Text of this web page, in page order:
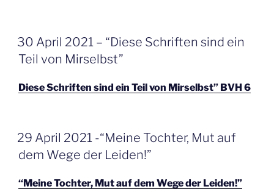
GEPLAATST
OP
30 April 2021 – “Diese Schriften sind ein
Teil von Mirselbst”
Diese Schriften sind ein Teil von Mirselbst” BVH 6
GEPLAATST
OP
29 April 2021 -“Meine Tochter, Mut auf
dem Wege der Leiden!”
“Meine Tochter, Mut auf dem Wege der Leiden!”